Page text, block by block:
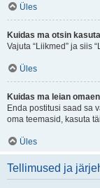
Üles
Kuidas ma otsin
Vajuta “Liikmed” ja siis
Üles
Kuidas ma leian
Enda postitusi saad sa
oma teemasid, kasuta
Üles
Tellimused ja